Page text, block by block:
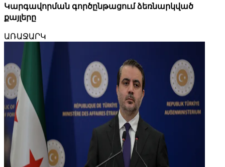
Կարգավորման գործընթացում ձեռնարկված
քայլերը
ԱՌԱՋԱՐԿ